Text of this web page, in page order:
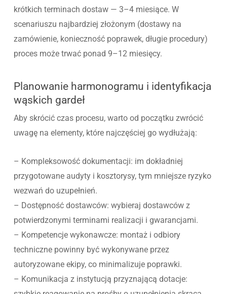
krótkich terminach dostaw — 3–4 miesiące. W
scenariuszu najbardziej złożonym (dostawy na
zamówienie, konieczność poprawek, długie procedury)
proces może trwać ponad 9–12 miesięcy.
Planowanie harmonogramu i identyfikacja
wąskich gardeł
Aby skrócić czas procesu, warto od początku zwrócić
uwagę na elementy, które najczęściej go wydłużają:
– Kompleksowość dokumentacji: im dokładniej
przygotowane audyty i kosztorysy, tym mniejsze ryzyko
wezwań do uzupełnień.
– Dostępność dostawców: wybieraj dostawców z
potwierdzonymi terminami realizacji i gwarancjami.
– Kompetencje wykonawcze: montaż i odbiory
techniczne powinny być wykonywane przez
autoryzowane ekipy, co minimalizuje poprawki.
– Komunikacja z instytucją przyznającą dotacje: